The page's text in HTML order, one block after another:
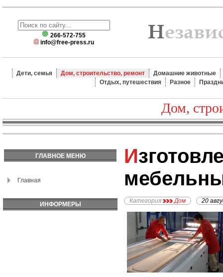
266-572-755
info@free-press.ru
Дети, семья Дом, строительство, ремонт
Домашние животные
Отдых, путешествия
Разное
Дом,
ГЛАВНОЕ МЕНЮ
Главная
ИНФОРМЕРЫ
Изготовление
Категория Дом 20